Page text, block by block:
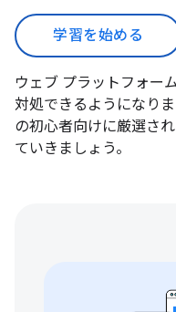
学習を始める
ウェブ プラットフォー
対処できるようになり
の初心者向けに厳選さ
ていきましょう。